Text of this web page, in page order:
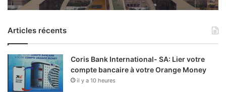
Articles récents
Coris Bank International- SA: Lier votre
compte bancaire à votre Orange Money
il y a 10 heures